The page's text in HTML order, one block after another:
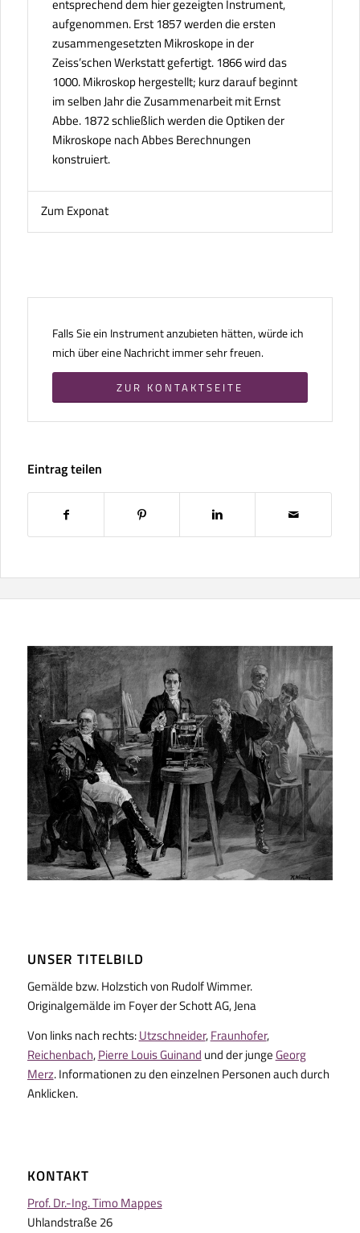
entsprechend dem hier gezeigten Instrument,
aufgenommen. Erst 1857 werden die ersten
zusammengesetzten Mikroskope in der
Zeiss’schen Werkstatt gefertigt. 1866 wird das
1000. Mikroskop hergestellt; kurz darauf beginnt
im selben Jahr die Zusammenarbeit mit Ernst
Abbe. 1872 schließlich werden die Optiken der
Mikroskope nach Abbes Berechnungen
konstruiert.
Zum Exponat
Falls Sie ein Instrument anzubieten hätten, würde ich
mich über eine Nachricht immer sehr freuen.
ZUR KONTAKTSEITE
Eintrag teilen
UNSER TITELBILD
Gemälde bzw. Holzstich von Rudolf Wimmer.
Originalgemälde im Foyer der Schott AG, Jena
Von links nach rechts:Utzschneider,Fraunhofer,
Reichenbach,Pierre Louis Guinand und der jungeGeorg
Merz. Informationen zu den einzelnen Personen auch durch
Anklicken.
KONTAKT
Prof. Dr.-Ing. Timo Mappes
Uhlandstraße 26